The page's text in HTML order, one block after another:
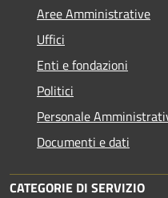
Aree Amministrative
Uffici
Enti e fondazioni
Politici
Personale
Documenti e dati
CATEGORIE DI SERVIZIO